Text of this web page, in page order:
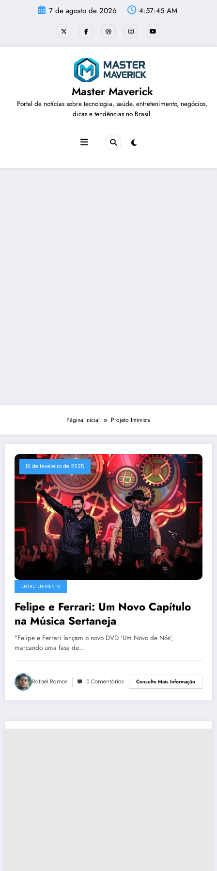
7 de agosto de 2026 4:57:45 AM
Master Maverick
Portal de notícias sobre tecnologia, saúde, entretenimento, negócios,
dicas e tendências no Brasil.
Página inicial Projeto Intimista
16 de fevereiro de 2025
ENTRETENIMENTO
Felipe e Ferrari: Um Novo Capítulo
na Música Sertaneja
"Felipe e Ferrari lançam o novo DVD 'Um Novo de Nós',
marcando uma fase de…
Rafael Ramos 0 Comentários Consulte Mais Informação